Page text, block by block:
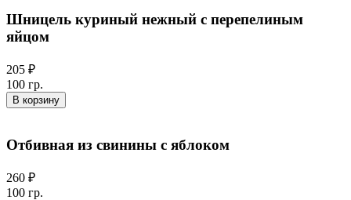
Шницель куриный нежный с перепелиным
яйцом
205 ₽
100 гр.
В корзину
Отбивная из свинины с яблоком
260 ₽
100 гр.